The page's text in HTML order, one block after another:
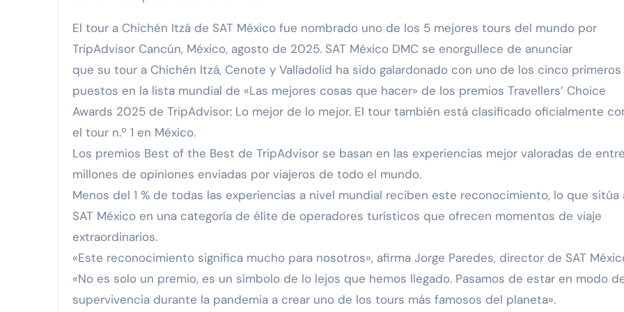
El tour a Chichén Itzá de SAT México fue nombrado uno de los 5 mejores tours del mundo por
TripAdvisor Cancún, México, agosto de 2025. SAT México DMC se enorgullece de anunciar
que su tour a Chichén Itzá, Cenote y Valladolid ha sido galardonado con uno de los cinco primeros
puestos en la lista mundial de «Las mejores cosas que hacer» de los premios Travellers’ Choice
Awards 2025 de TripAdvisor: Lo mejor de lo mejor. El tour también está clasificado oficialmente
el tour n.º 1 en México.
Los premios Best of the Best de TripAdvisor se basan en las experiencias mejor valoradas de entre
millones de opiniones enviadas por viajeros de todo el mundo.
Menos del 1 % de todas las experiencias a nivel mundial reciben este reconocimiento, lo que sitúa
SAT México en una categoría de élite de operadores turísticos que ofrecen momentos de viaje
extraordinarios.
«Este reconocimiento significa mucho para nosotros», afirma Jorge Paredes, director de SAT
«No es solo un premio, es un símbolo de lo lejos que hemos llegado. Pasamos de estar en modo
supervivencia durante la pandemia a crear uno de los tours más famosos del planeta».